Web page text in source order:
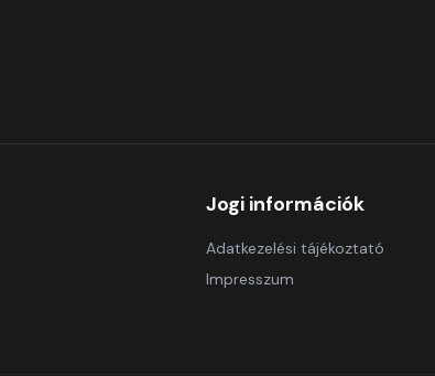
Jogi információk
Adatkezelési tájékoztató
Impresszum